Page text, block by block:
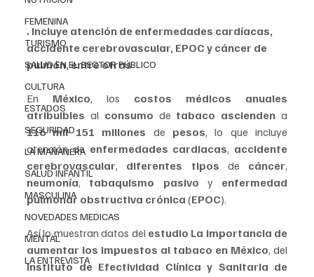
FEMENINA
TURISMO
SALUD EN EL SECTOR PÚBLICO
CULTURA
ESTADOS
SEGURIDAD
LA MAÑANERA
SALUD INFANTIL
MASCULINA
NOVEDADES MEDICAS
MENTAL
LA ENTREVISTA
. Incluye atención de enfermedades cardíacas,
accidente cerebrovascular, EPOC y cáncer de
pulmón, entre otras
En México, los costos médicos anuales
atribuibles al consumo de tabaco ascienden
116 mil 151 millones de pesos, lo que incluye
atención de enfermedades cardiacas, accidente
cerebrovascular, diferentes tipos de cáncer
neumonía, tabaquismo pasivo y enfermedad
pulmonar obstructiva crónica (EPOC).
Así lo muestran datos del estudio La importancia de
aumentar los impuestos al tabaco en México
Instituto de Efectividad Clínica y Sanitaria de